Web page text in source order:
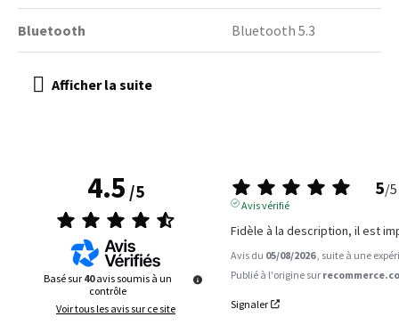
Bluetooth Bluetooth 5.3
4.5/5
Basé sur 40 avis soumis à un
contrôle
Voir tous les avis sur ce site
5/5
Avis vérifié
Fidèle à la description, il est
Avis du 05/08/2026 , suite à une
Publié à l'origine sur
Signaler